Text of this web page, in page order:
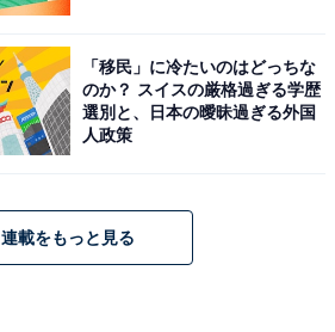
「移民」に冷たいのはどっちな
のか？ スイスの厳格過ぎる学歴
選別と、日本の曖昧過ぎる外国
人政策
連載をもっと見る